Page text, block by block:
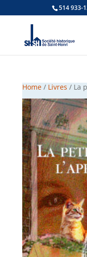
514 933-
Home/ Livres / La